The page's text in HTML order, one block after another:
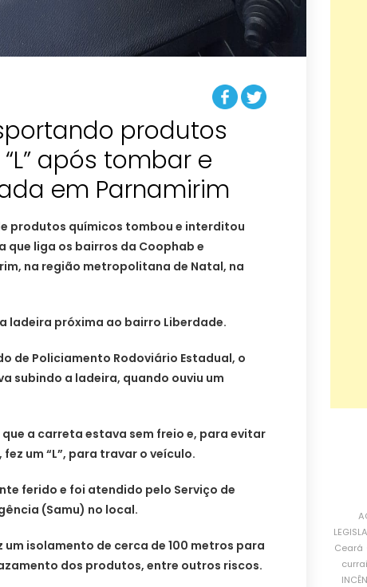
produtos
após tombar e
em Parnamirim
produtos químicos tombou e interditou
liga os bairros da Coophab e
na região metropolitana de Natal, na
ladeira próxima ao bairro Liberdade.
de Policiamento Rodoviário Estadual, o
subindo a ladeira, quando ouviu um
a carreta estava sem freio e, para evitar
um “L”, para travar o veículo.
ferido e foi atendido pelo Serviço de
(Samu) no local.
um isolamento de cerca de 100 metros para
dos produtos, entre outros riscos.
Ceará